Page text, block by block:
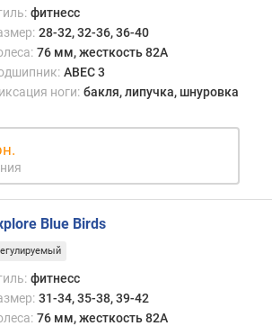
фитнесс
28-32, 32-36, 36-40
76 мм, жесткость 82A
ABEC 3
ноги: бакля, липучка, шнуровка
Blue Birds
фитнесс
31-34, 35-38, 39-42
76 мм, жесткость 82A